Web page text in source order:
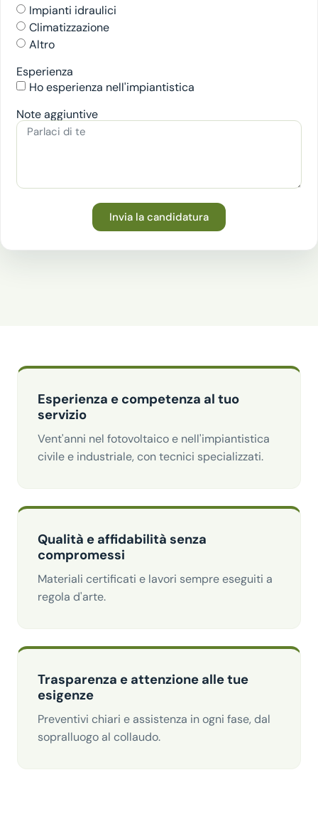
Impianti idraulici
Climatizzazione
Altro
Esperienza
Ho esperienza nell'impiantistica
Note aggiuntive
Invia la candidatura
Esperienza e competenza al tuo
servizio
Vent'anni nel fotovoltaico e nell'impiantistica
civile e industriale, con tecnici specializzati.
Qualità e affidabilità senza
compromessi
Materiali certificati e lavori sempre eseguiti a
regola d'arte.
Trasparenza e attenzione alle tue
esigenze
Preventivi chiari e assistenza in ogni fase, dal
sopralluogo al collaudo.